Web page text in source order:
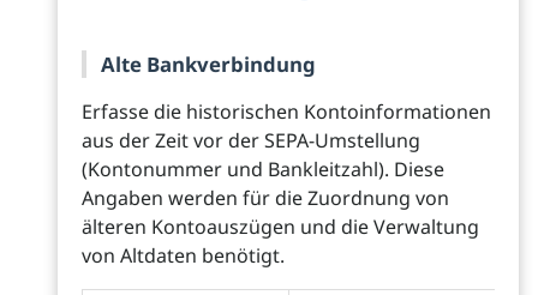
Alte Bankverbindung
Erfasse die historischen Kontoinformationen
aus der Zeit vor der SEPA-Umstellung
(Kontonummer und Bankleitzahl). Diese
Angaben werden für die Zuordnung von
älteren Kontoauszügen und die Verwaltung
von Altdaten benötigt.